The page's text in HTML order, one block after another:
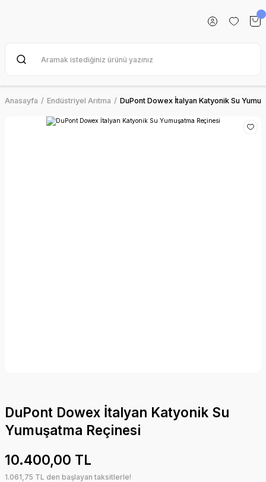
Anasayfa Endüstriyel Arıtma DuPont Dowex İtalyan Katyonik Su
DuPont Dowex İtalyan Katyonik Su
Yumuşatma Reçinesi
10.400,00 TL
1.061,75 TL den başlayan taksitlerle!